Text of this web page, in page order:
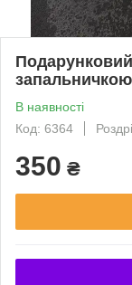
В наявності
Код: 6364
350 ₴